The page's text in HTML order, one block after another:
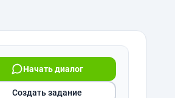
Начать диалог
Создать задание